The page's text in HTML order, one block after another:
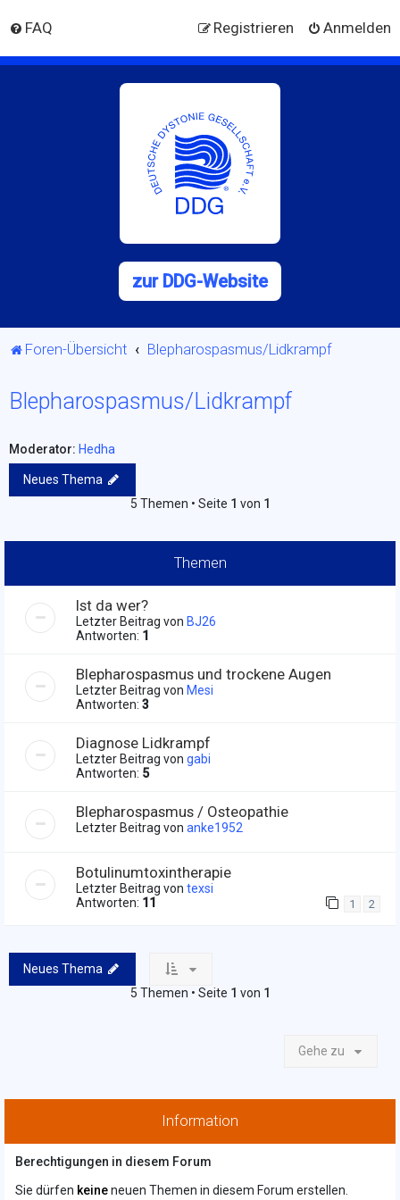
FAQ Anmelden
Registrieren
zur DDG-Website
Foren-Übersicht Blepharospasmus/Lidkrampf
Blepharospasmus/Lidkrampf
Moderator: Hedha
Neues Thema
5 Themen • Seite 1 von 1
Themen
Ist da wer?
Letzter Beitrag von BJ26
Antworten: 1
Blepharospasmus und trockene Augen
Letzter Beitrag von Mesi
Antworten: 3
Diagnose Lidkrampf
Letzter Beitrag von gabi
Antworten: 5
Blepharospasmus / Osteopathie
Letzter Beitrag von anke1952
Botulinumtoxintherapie
Letzter Beitrag von texsi
Antworten: 11 1 2
Neues Thema
5 Themen • Seite 1 von 1
Gehe zu
Information
Berechtigungen in diesem Forum
Sie dürfen keineneuen Themen in diesem Forum erstellen.